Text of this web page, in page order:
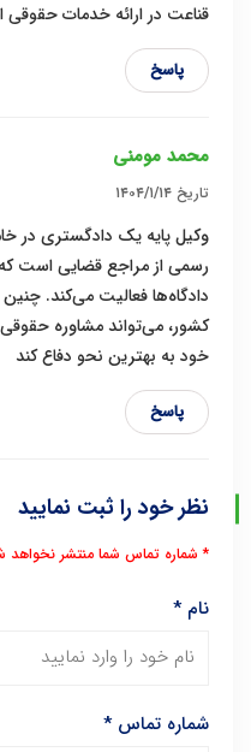
قناعت در ارائه خدمات حقوقی
پاسخ
محمد مومنی
تاریخ ۱۴۰۴/۱/۱۴
وکیل پایه یک دادگستری در
رسمی از مراجع قضایی است که
دادگاه‌ها فعالیت می‌کند.
کشور، می‌تواند مشاوره
خود به بهترین نحو دفاع کند
پاسخ
نظر خود را ثبت نمایید
* شماره تماس شما منتشر نخواهد
نام*
شماره تماس*